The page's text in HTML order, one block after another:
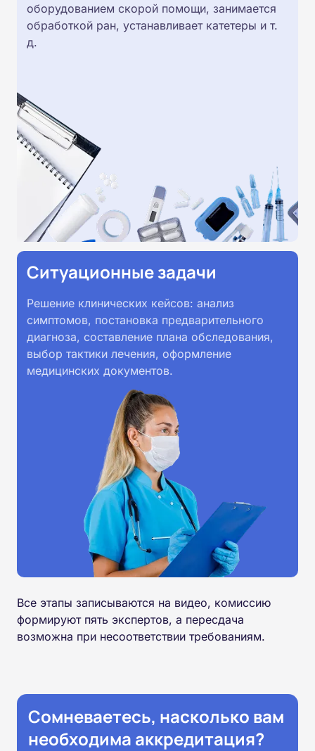
оборудованием скорой помощи, занимается
обработкой ран, устанавливает катетеры и т.
д.
Ситуационные задачи
Решение клинических кейсов: анализ
симптомов, постановка предварительного
диагноза, составление плана обследования,
выбор тактики лечения, оформление
медицинских документов.
Все этапы записываются на видео, комиссию
формируют пять экспертов, а пересдача
возможна при несоответствии требованиям.
Сомневаетесь, насколько вам
необходима аккредитация?